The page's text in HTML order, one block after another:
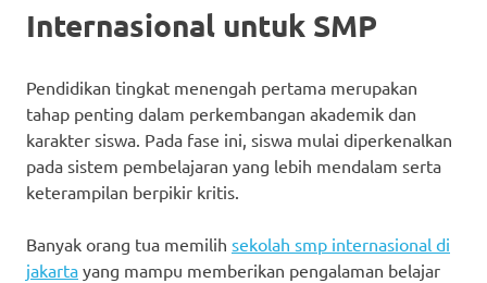
Internasional untuk SMP
Pendidikan tingkat menengah pertama merupakan
tahap penting dalam perkembangan akademik dan
karakter siswa. Pada fase ini, siswa mulai diperkenalkan
pada sistem pembelajaran yang lebih mendalam serta
keterampilan berpikir kritis.
Banyak orang tua memilih sekolah smp internasional di
jakarta yang mampu memberikan pengalaman belajar